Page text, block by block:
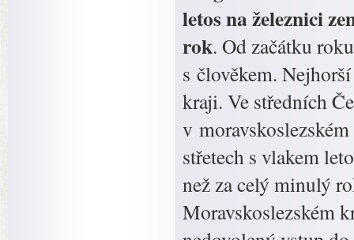
letos na železnici
rok. Od začátku
s člověkem.
kraji. Ve středních
v
střetech s vlakem
než za celý minulý
Moravskoslezském